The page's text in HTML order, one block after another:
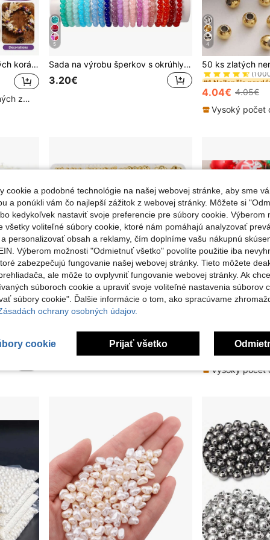
náhrdelníky, náramky a náušnice
Vysoký počet opakovaných zákazníkov
5
Sada na výrobu šperkov s okrúhlymi korálkami 50 ks/840 ks/420 ks, vhodná na DIY náramky, náhrdelníky, náušnice a remeselné darčeky, náhodná farba, veľkosť korálku 8 mm
3.20€
4
#1 Najlepšie
#1 Najlepšie
#1 Najlepšie
#1 Najlepšie
4.04€ 4.05€
v Korálky na výrobu šperkov Šperky svojpomocne 2.95€
cookie a podobné technológie na našej webovej stránke, aby sme
a ponúkli vám čo najlepší zážitok z webovej stránky. Môžete si
kedykoľvek nastaviť svoje preferencie pre súbory cookie. Výberom
všetky voliteľné súbory cookie, ktoré nám pomáhajú analyzovať
personalizovať obsah a reklamy, čím doplníme vašu nákupnú
Výberom možnosti "Odmietnuť všetko" povolíte použitie iba
zabezpečujú fungovanie našej webovej stránky. Tieto môžete
ale môže to ovplyvniť fungovanie webovej stránky. Ak
súboroch cookie a upraviť svoje voliteľné nastavenia súborov
súbory cookie". Ďalšie informácie o tom, ako spracúvame
ochrany osobných údajov.
cookie Prijať všetko